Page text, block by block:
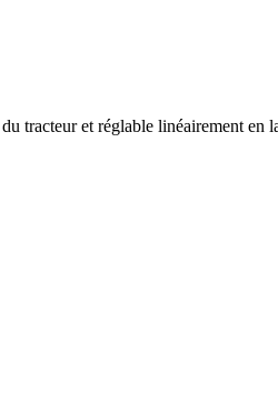
tracteur et réglable linéairement en